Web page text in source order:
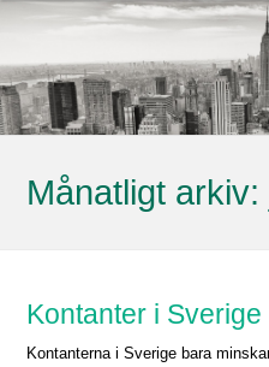
Månatligt arkiv:
Kontanter i Sverige
Kontanterna i Sverige bara